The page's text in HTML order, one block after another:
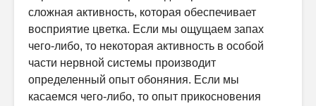
сложная активность, которая обеспечивает
восприятие цветка. Если мы ощущаем запах
чего-либо, то некоторая активность в особой
части нервной системы производит
определенный опыт обоняния. Если мы
касаемся чего-либо, то опыт прикосновения